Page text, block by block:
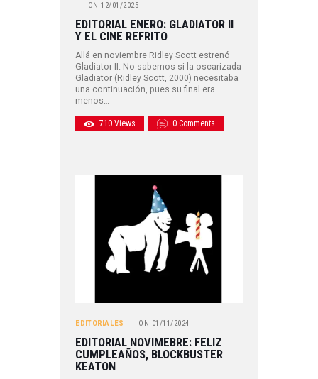
ON 12/01/2025
EDITORIAL ENERO: GLADIATOR II
Y EL CINE REFRITO
Allá en noviembre Ridley Scott estrenó
Gladiator II. No sabemos si la oscarizada
Gladiator (Ridley Scott, 2000) necesitaba
una continuación, pues su final era
menos…
710 Views 0 Comments
EDITORIALES ON 01/11/2024
EDITORIAL NOVIMEBRE: FELIZ
CUMPLEAÑOS, BLOCKBUSTER
KEATON